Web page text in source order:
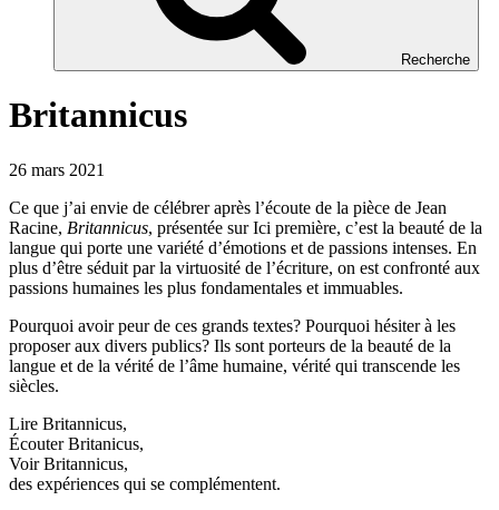
Recherche
Britannicus
26 mars 2021
Ce que j’ai envie de célébrer après l’écoute de la pièce de Jean
Racine, Britannicus, présentée sur Ici première, c’est la beauté de la
langue qui porte une variété d’émotions et de passions intenses. En
plus d’être séduit par la virtuosité de l’écriture, on est confronté aux
passions humaines les plus fondamentales et immuables.
Pourquoi avoir peur de ces grands textes? Pourquoi hésiter à les
proposer aux divers publics? Ils sont porteurs de la beauté de la
langue et de la vérité de l’âme humaine, vérité qui transcende les
siècles.
Lire Britannicus,
Écouter Britanicus,
Voir Britannicus,
des expériences qui se complémentent.